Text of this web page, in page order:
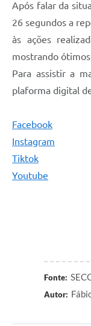
Notícias
Nota Fiscal Eletrônica
Defesa Civil
Após falar da
26 segundos a
às ações
mostrando
Para assistir a
plaforma digital
Facebook
Instagram
Tiktok
Youtube
Fonte:
Autor: